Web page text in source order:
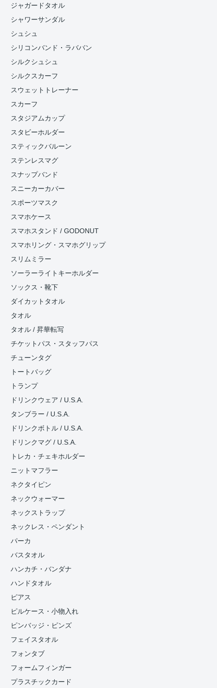
ジャガードタオル
シャワーサンダル
シュシュ
シリコンバンド・ラババン
シルクシュシュ
シルクスカーフ
スウェットトレーナー
スカーフ
スタジアムカップ
スタビーホルダー
スティックバルーン
ステンレスマグ
スナップバンド
スニーカーカバー
スポーツマスク
スマホケース
スマホスタンド / GODONUT
スマホリング・スマホグリップ
スリムミラー
ソーラーライトキーホルダー
ソックス・靴下
ダイカットタオル
タオル
タオル / 昇華転写
チケットパス・スタッフパス
チューンタグ
トートバッグ
トランプ
ドリンクウェア / U.S.A.
タンブラー / U.S.A.
ドリンクボトル / U.S.A.
ドリンクマグ / U.S.A.
トレカ・チェキホルダー
ニットマフラー
ネクタイピン
ネックウォーマー
ネックストラップ
ネックレス・ペンダント
パーカ
バスタオル
ハンカチ・バンダナ
ハンドタオル
ピアス
ピルケース・小物入れ
ピンバッジ・ピンズ
フェイスタオル
フォンタブ
フォームフィンガー
プラスチックカード